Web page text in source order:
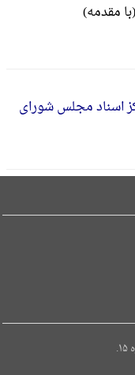
(با مقدمه)
اسناد مجلس شورای